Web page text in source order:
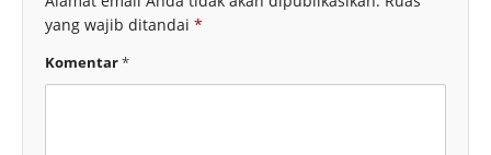
yang wajib ditandai *
Komentar*